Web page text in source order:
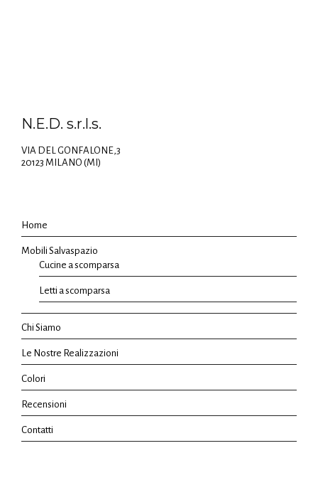
N.E.D. s.r.l.s.
VIA DEL GONFALONE,3
20123 MILANO (MI)
Home
Mobili Salvaspazio
Cucine a scomparsa
Letti a scomparsa
Chi Siamo
Le Nostre Realizzazioni
Colori
Recensioni
Contatti